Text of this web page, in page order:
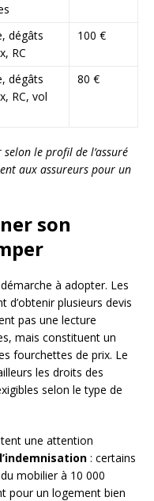
dégâts
RC
100 €
dégâts
RC, vol
80 €
le profil de l’assuré
aux assureurs pour un
son
à adopter. Les
d’obtenir plusieurs devis
pas une lecture
mais constituent un
fourchettes de prix. Le
les droits des
selon le type de
une attention
: certains
mobilier à 10 000
pour un logement bien